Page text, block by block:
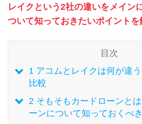
特集ページ
リボ払いをその
得した話
レイクという2社の違いをメイン
ついて知っておきたいポイントを
目次
1 アコムとレイクは何が違
比較
2 そもそもカードローンと
ーンについて知っておくべ